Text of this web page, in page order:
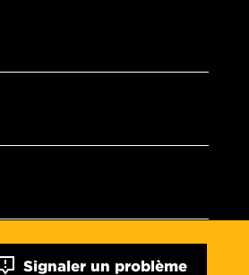
Signaler un problème